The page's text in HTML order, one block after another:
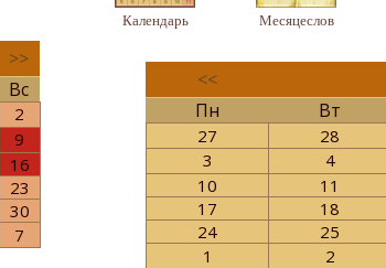
>>
Вс
2
9
16
23
30
7
Календарь Месяцеслов
<<
Пн
Вт
27 28
3
4
10
11
17
18
24
25
1
2